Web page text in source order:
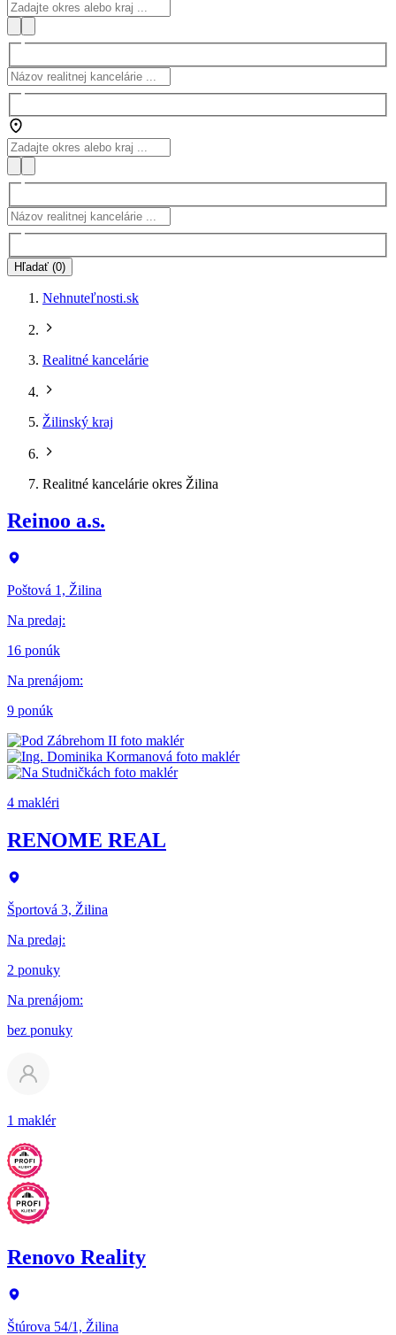
Hľadať (0)
Nehnuteľnosti.sk
Realitné kancelárie
Žilinský kraj
Realitné kancelárie okres Žilina
Reinoo a.s.
Poštová 1, Žilina
Na predaj:
16 ponúk
Na prenájom:
9 ponúk
4 makléri
RENOME REAL
Športová 3, Žilina
Na predaj:
2 ponuky
Na prenájom:
bez ponuky
1 maklér
Renovo Reality
Štúrova 54/1, Žilina